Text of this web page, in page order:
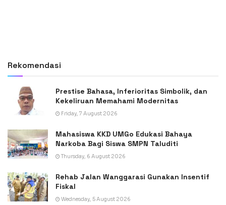
Rekomendasi
Prestise Bahasa, Inferioritas Simbolik, dan
Kekeliruan Memahami Modernitas
Friday, 7 August 2026
Mahasiswa KKD UMGo Edukasi Bahaya
Narkoba Bagi Siswa SMPN Taluditi
Thursday, 6 August 2026
Rehab Jalan Wanggarasi Gunakan Insentif
Fiskal
Wednesday, 5 August 2026